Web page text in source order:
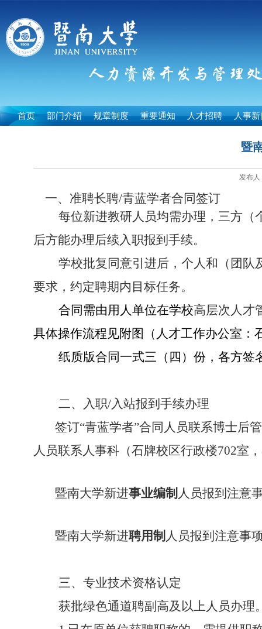
首页 部门介绍 规章制度 重要通知 人才招聘 人事新
暨
发布
一、 准聘长聘/青蓝学者合同签订
每位新进教研人员均需办理，三方
后方能办理后续入职报到手续。
学校批复同意引进后，个人和（团
要求，约定聘期内目标任务。
合同需由用人单位在学校高层次人才
具体操作流程见附图（人才工作办公室：
纸质版合同一式三（四）份，各方
二、 入职/入站报到手续办理
签订“青蓝学者”合同人员联系博士后
人员联系人事科（石牌校区行政楼702室，
暨南大学新进事业编制 人员报到注意
暨南大学新进聘用制 人员报到注意事
三、 专业技术资格认定
获批绿色通道聘副高及以上人员办理